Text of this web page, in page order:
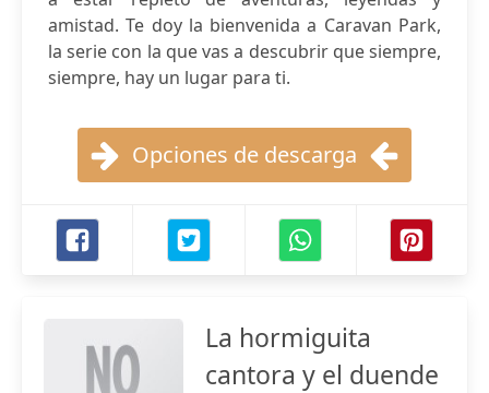
amistad. Te doy la bienvenida a Caravan Park,
la serie con la que vas a descubrir que siempre,
siempre, hay un lugar para ti.
Opciones de descarga
La hormiguita
cantora y el duende